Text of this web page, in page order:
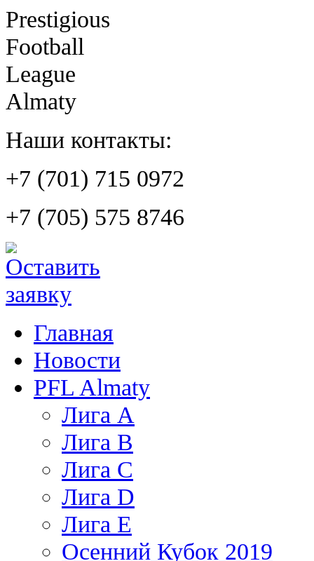
Prestigious
Football
League
Almaty
Наши контакты:
+7 (701) 715 0972
+7 (705) 575 8746
Главная
Новости
PFL Almaty
Лига A
Лига В
Лига С
Лига D
Лига Е
Осенний Кубок 2019